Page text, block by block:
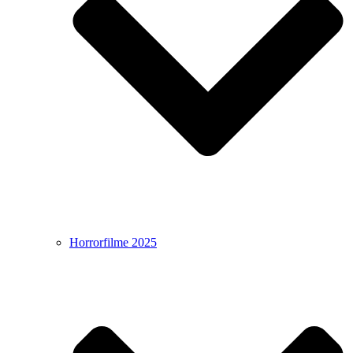
Horrorfilme 2025